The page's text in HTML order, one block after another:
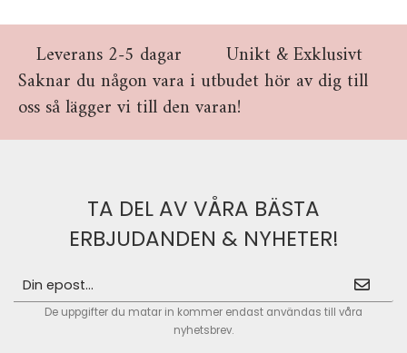
Leverans 2-5 dagar
Unikt & Exklusivt
Saknar du någon vara i utbudet hör av dig till
oss så lägger vi till den varan!
TA DEL AV VÅRA BÄSTA
ERBJUDANDEN & NYHETER!
De uppgifter du matar in kommer endast användas till våra
nyhetsbrev.